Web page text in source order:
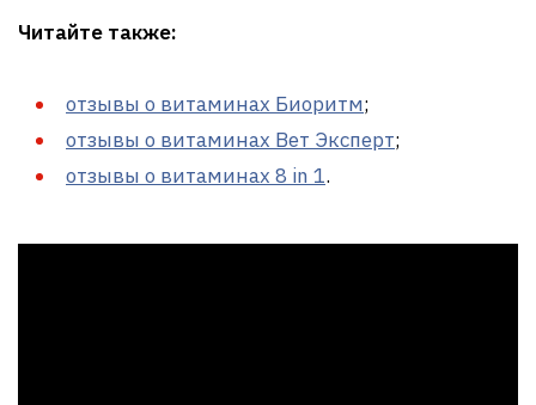
Читайте также:
отзывы о витаминах Биоритм;
отзывы о витаминах Вет Эксперт;
отзывы о витаминах 8 in 1.